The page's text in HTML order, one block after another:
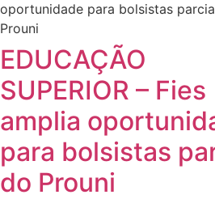
EDUCAÇÃO
SUPERIOR – Fies
amplia
para bolsistas
do Prouni